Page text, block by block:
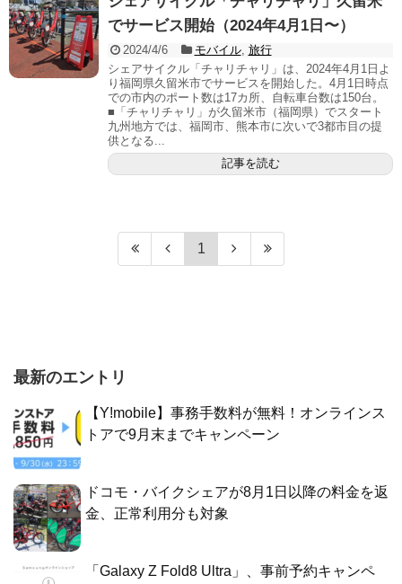
でサービス開始（2024年4月1日〜）
2024/4/6 モバイル, 旅行
シェアサイクル「チャリチャリ」は、2024年4月1日よ
り福岡県久留米市でサービスを開始した。4月1日時点
での市内のポート数は17カ所、自転車台数は150台。
■「チャリチャリ」が久留米市（福岡県）でスタート
九州地方では、福岡市、熊本市に次いで3都市目の提
供となる...
記事を読む
1
最新のエントリ
【Y!mobile】事務手数料が無料！オンラインス
トアで9月末までキャンペーン
ドコモ・バイクシェアが8月1日以降の料金を返
金、正常利用分も対象
「Galaxy Z Fold8 Ultra」、事前予約キャンペ